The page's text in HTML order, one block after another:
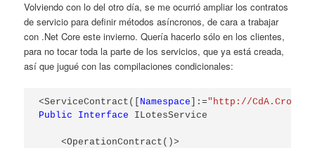
Volviendo con lo del otro día, se me ocurrió ampliar los contratos
de servicio para definir métodos asíncronos, de cara a trabajar
con .Net Core este invierno. Quería hacerlo sólo en los clientes,
para no tocar toda la parte de los servicios, que ya está creada,
así que jugué con las compilaciones condicionales:
<ServiceContract([ Namespace]:="http://
Public
Interface ILotesService
    <OperationContract()>